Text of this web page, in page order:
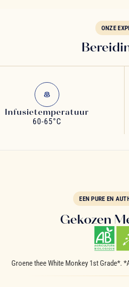
ONZE
Infusietemperatuur
60-65°C
EEN PURE EN
Gekozen
Groene thee White Monkey 1st Grade*.